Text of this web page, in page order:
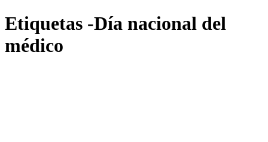
Etiquetas -Día nacional del
médico